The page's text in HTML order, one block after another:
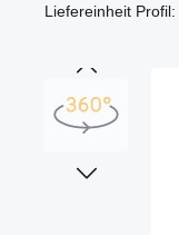
Liefereinheit Profil: